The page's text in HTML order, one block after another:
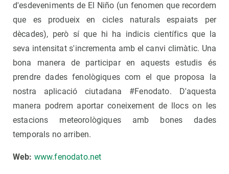
d'esdeveniments de El Niño (un fenomen que recordem
que es produeix en cicles naturals espaiats per
dècades), però sí que hi ha indicis científics que la
seva intensitat s'incrementa amb el canvi climàtic. Una
bona manera de participar en aquests estudis és
prendre dades fenològiques com el que proposa la
nostra aplicació ciutadana #Fenodato. D'aquesta
manera podrem aportar coneixement de llocs on les
estacions meteorològiques amb bones dades
temporals no arriben.
Web: www.fenodato.net